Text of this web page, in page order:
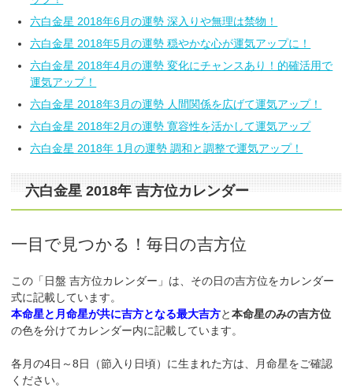
六白金星 2018年6月の運勢 深入りや無理は禁物！
六白金星 2018年5月の運勢 穏やかな心が運気アップに！
六白金星 2018年4月の運勢 変化にチャンスあり！的確活用で
運気アップ！
六白金星 2018年3月の運勢 人間関係を広げて運気アップ！
六白金星 2018年2月の運勢 寛容性を活かして運気アップ
六白金星 2018年 1月の運勢 調和と調整で運気アップ！
六白金星 2018年 吉方位カレンダー
一目で見つかる！毎日の吉方位
この「日盤 吉方位カレンダー」は、その日の吉方位をカレンダー
式に記載しています。
本命星と月命星が共に吉方となる最大吉方と本命星のみの吉方位
の色を分けてカレンダー内に記載しています。
各月の4日～8日（節入り日頃）に生まれた方は、月命星をご確認
ください。